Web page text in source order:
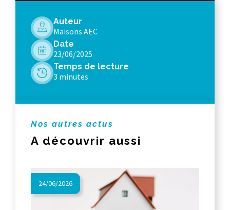
Auteur
Maisons AEC
Date
23/06/2025
Temps de lecture
3 minutes
Nos autres actus
A découvrir aussi
24/06/2026